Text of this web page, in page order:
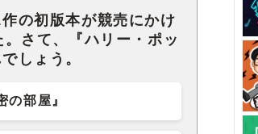
の初版本が競売にかけ
さて、『ハリー・ポッ
しょう。
の部屋』